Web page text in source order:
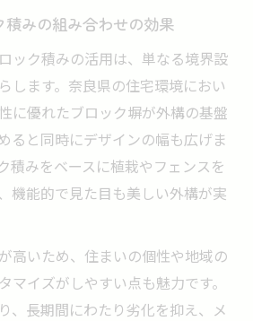
みの組み合わせの効果
ック積みの活用は、単なる境界設
します。奈良県の住宅環境におい
に優れたブロック塀が外構の基盤
ると同時にデザインの幅も広げま
積みをベースに植栽やフェンスを
機能的で見た目も美しい外構が実
高いため、住まいの個性や地域の
マイズがしやすい点も魅力です。
、長期間にわたり劣化を抑え、メ